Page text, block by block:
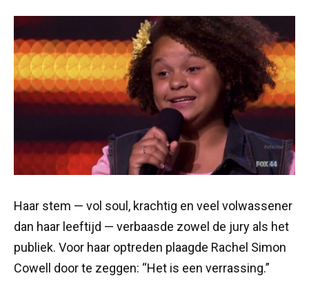
Haar stem — vol soul, krachtig en veel volwassener
dan haar leeftijd — verbaasde zowel de jury als het
publiek. Voor haar optreden plaagde Rachel Simon
Cowell door te zeggen: “Het is een verrassing.”